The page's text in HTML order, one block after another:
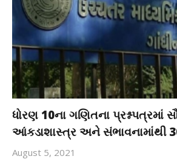
ધોરણ 10ના ગણિતના પ્રશ્નપત્રમાં
આંકડાશાસ્ત્ર અને સંભાવનામાંથી 30
August 5, 2021